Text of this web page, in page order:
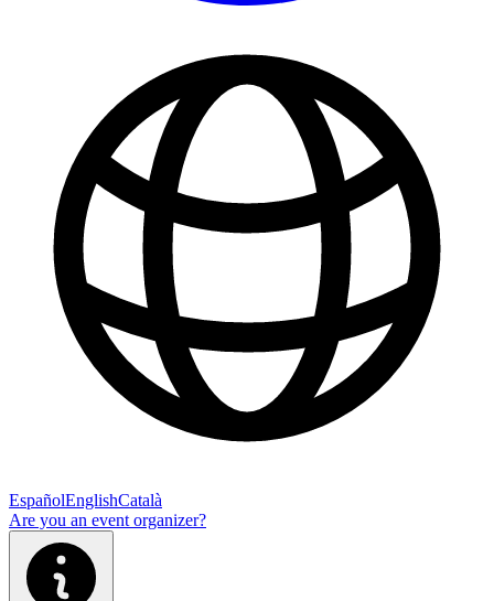
EspañolEnglishCatalà
Are you an event organizer?